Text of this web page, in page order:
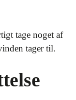
tage noget af
tager til.